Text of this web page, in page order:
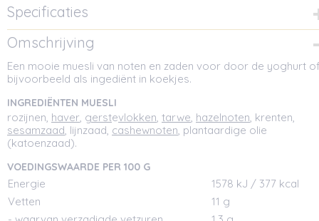
Specificaties
Netto gewicht
0,40 Kg
Afmetingen (l,b,h)
11 x 5,50 x 11 cm
Omschrijving
Een mooie muesli van noten en zaden voor door de yoghurt
bijvoorbeeld als ingediënt in koekjes.
INGREDIËNTEN MUESLI
rozijnen, haver, gerstevlokken, tarwe, hazelnoten, krenten,
sesamzaad, lijnzaad, cashewnoten, plantaardige olie
(katoenzaad).
VOEDINGSWAARDE PER 100 G
Energie
1578 kJ / 377 kcal
Vetten
11 g